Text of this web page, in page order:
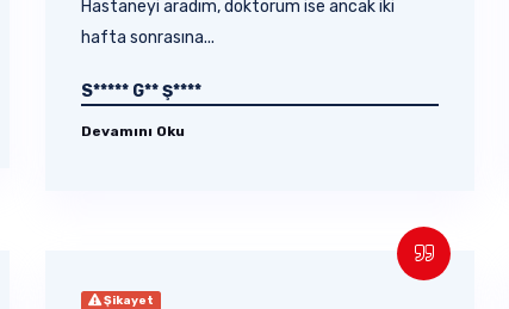
Hastaneyi aradım, doktorum ise ancak iki
hafta sonrasına...
S***** G** Ş****
Devamını Oku
Şikayet